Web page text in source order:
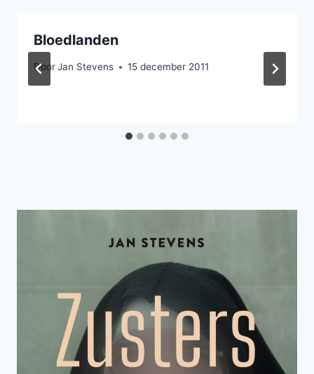
Bloedlanden
DoorJan Stevens 15 december 2011